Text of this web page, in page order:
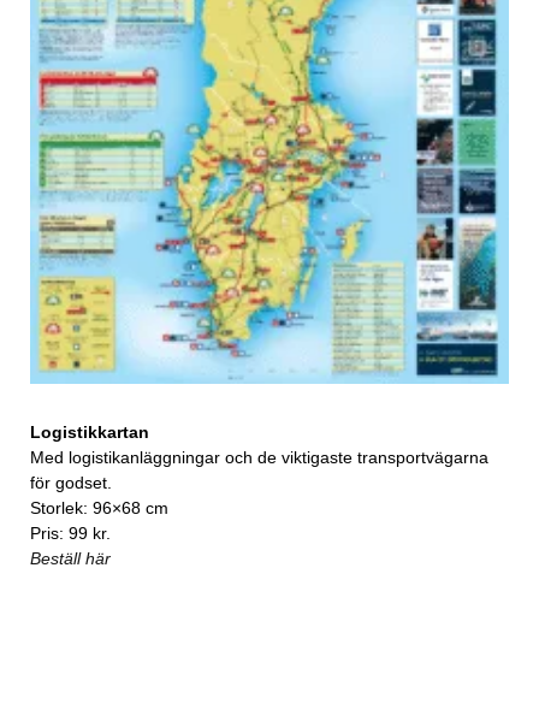
Logistikkartan
Med logistikanläggningar och de viktigaste transportvägarna
för godset.
Storlek: 96×68 cm
Pris: 99 kr.
Beställ här